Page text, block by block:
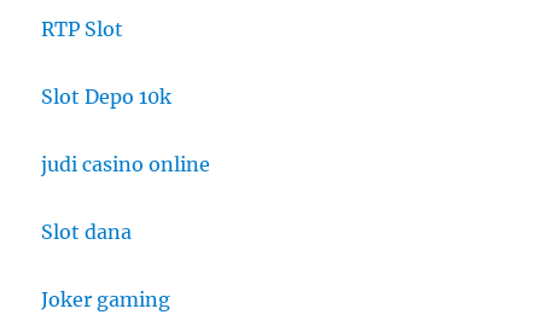
RTP Slot
Slot Depo 10k
judi casino online
Slot dana
Joker gaming